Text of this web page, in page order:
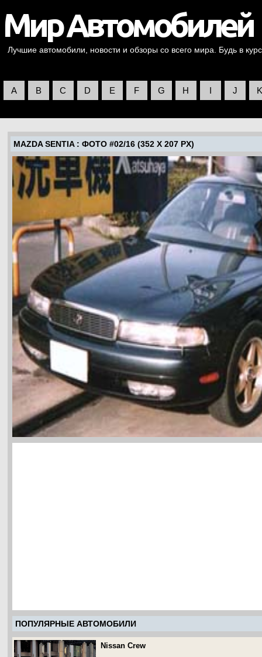
Лучшие автомобили, новости и обзоры со всего мира. Будь в
A B C D E F G H I J K
MAZDA SENTIA: ФОТО #02/16 (352 X 207 PX)
ПОПУЛЯРНЫЕ АВТОМОБИЛИ
Nissan Crew